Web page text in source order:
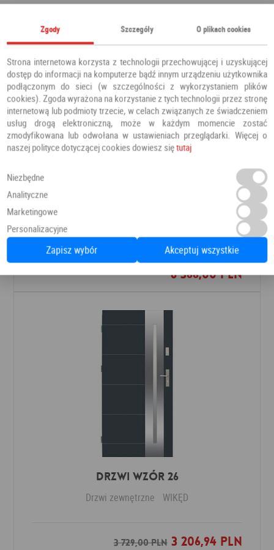
Polecamy również
8 366,00 PLN
Dodaj do ulubionych
Drzwi Wzór 26
Drzwi zewnętrzne WIKĘD
3 729,00 PLN3 206,94 PLN
Dodaj do ulubionych
Zgody Szczegóły O plikach cookies
Strona internetowa korzysta z technologii przechowującej i uzyskującej
dostęp do informacji na komputerze bądź innym urządzeniu użytkownika
podłączonym do sieci (w szczególności z wykorzystaniem plików
cookies). Zgoda wyrażona na korzystanie z tych technologii przez stronę
internetową lub podmioty trzecie, w celach związanych ze świadczeniem
usług drogą elektroniczną, może w każdym momencie zostać
zmodyfikowana lub odwołana w ustawieniach przeglądarki. Więcej o
naszej polityce dotyczącej cookies dowiesz siętutaj
Niezbędne
Analityczne
Marketingowe
Personalizacyjne
Zapisz wybór Akceptuj wszystkie